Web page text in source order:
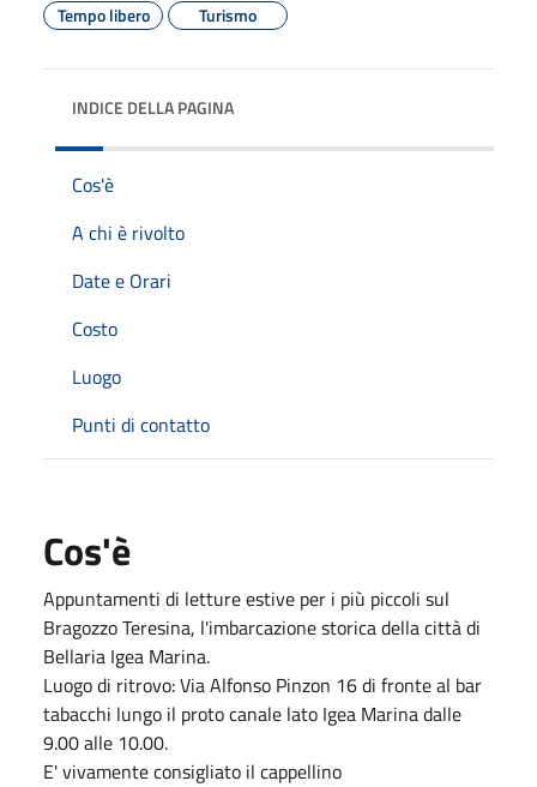
Tempo libero
Turismo
INDICE DELLA PAGINA
Cos'è
A chi è rivolto
Date e Orari
Costo
Luogo
Punti di contatto
Cos'è
Appuntamenti di letture estive per i più piccoli sul
Bragozzo Teresina, l'imbarcazione storica della città di
Bellaria Igea Marina.
Luogo di ritrovo: Via Alfonso Pinzon 16 di fronte al bar
tabacchi lungo il proto canale lato Igea Marina dalle
9.00 alle 10.00.
E' vivamente consigliato il cappellino